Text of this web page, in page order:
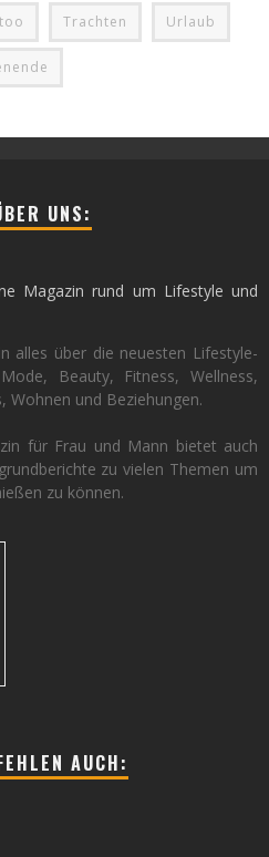
Trachten Urlaub
UNS:
Magazin rund um Lifestyle und
alles über die neuesten Lifestyle-
Beauty, Fitness, Wellness,
Wohnen und Beziehungen.
für Frau und Mann bietet auch
zu vielen Themen um
zu können.
AUCH: